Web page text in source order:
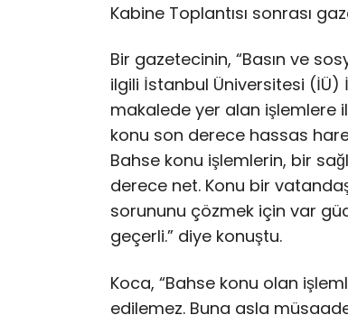
Kabine Toplantısı sonrası
Bir gazetecinin, “Basın ve
ilgili İstanbul Üniversitesi (İÜ)
makalede yer alan işlemlere
konu son derece hassas
Bahse konu işlemlerin, bir
derece net. Konu bir
sorununu çözmek için var
geçerli.” diye konuştu.
Koca, “Bahse konu olan
edilemez. Buna asla